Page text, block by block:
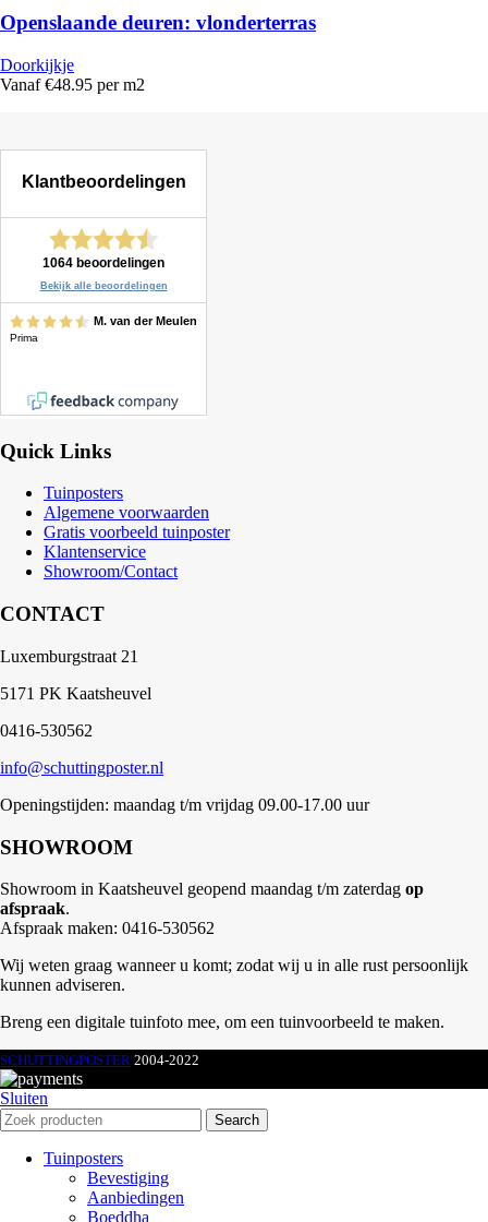
Openslaande deuren: vlonderterras
Doorkijkje
Vanaf €48.95 per m2
Quick Links
Tuinposters
Algemene voorwaarden
Gratis voorbeeld tuinposter
Klantenservice
Showroom/Contact
CONTACT
Luxemburgstraat 21
5171 PK Kaatsheuvel
0416-530562
info@schuttingposter.nl
Openingstijden: maandag t/m vrijdag 09.00-17.00 uur
SHOWROOM
Showroom in Kaatsheuvel geopend maandag t/m zaterdag op
afspraak.
Afspraak maken: 0416-530562
Wij weten graag wanneer u komt; zodat wij u in alle rust persoonlijk
kunnen adviseren.
Breng een digitale tuinfoto mee, om een tuinvoorbeeld te maken.
SCHUTTINGPOSTER 2004-2022
Sluiten
Search
Tuinposters
Bevestiging
Aanbiedingen
Boeddha